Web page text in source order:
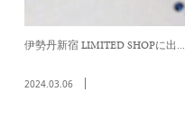
伊勢丹新宿 LIMITED SHOPに出...
2024.03.06